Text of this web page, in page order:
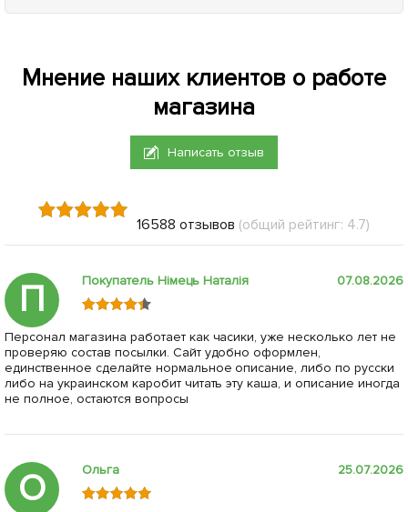
Мнение наших клиентов о работе
магазина
Написать отзыв
16588 отзывов (общий рейтинг: 4.7)
П Покупатель Німець Наталія 07.08.2026
Персонал магазина работает как часики, уже несколько лет не
проверяю состав посылки. Сайт удобно оформлен,
единственное сделайте нормальное описание, либо по русски
либо на украинском каробит читать эту каша, и описание иногда
не полное, остаются вопросы
О Ольга 25.07.2026